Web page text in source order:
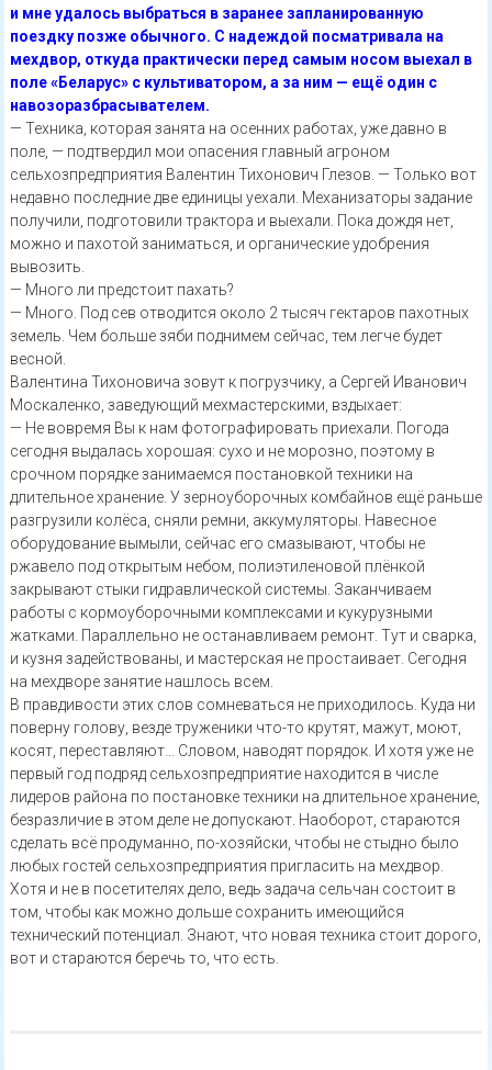
и мне удалось выбраться в заранее запланированную
поездку позже обычного. С надеждой посматривала на
мехдвор, откуда практически перед самым носом выехал в
поле «Беларус» с культиватором, а за ним — ещё один с
навозоразбрасывателем.
— Техника, которая занята на осенних работах, уже давно в
поле, — подтвердил мои опасения главный агроном
сельхозпредприятия Валентин Тихонович Глезов. — Только вот
недавно последние две единицы уехали. Механизаторы задание
получили, подготовили трактора и выехали. Пока дождя нет,
можно и пахотой заниматься, и органические удобрения
вывозить.
— Много ли предстоит пахать?
— Много. Под сев отводится около 2 тысяч гектаров пахотных
земель. Чем больше зяби поднимем сейчас, тем легче будет
весной.
Валентина Тихоновича зовут к погрузчику, а Сергей Иванович
Москаленко, заведующий мехмастерскими, вздыхает:
— Не вовремя Вы к нам фотографировать приехали. Погода
сегодня выдалась хорошая: сухо и не морозно, поэтому в
срочном порядке занимаемся постановкой техники на
длительное хранение. У зерноуборочных комбайнов ещё раньше
разгрузили колёса, сняли ремни, аккумуляторы. Навесное
оборудование вымыли, сейчас его смазывают, чтобы не
ржавело под открытым небом, полиэтиленовой плёнкой
закрывают стыки гидравлической системы. Заканчиваем
работы с кормоуборочными комплексами и кукурузными
жатками. Параллельно не останавливаем ремонт. Тут и сварка,
и кузня задействованы, и мастерская не простаивает. Сегодня
на мехдворе занятие нашлось всем.
В правдивости этих слов сомневаться не приходилось. Куда ни
поверну голову, везде труженики что-то крутят, мажут, моют,
косят, переставляют… Словом, наводят порядок. И хотя уже не
первый год подряд сельхозпредприятие находится в числе
лидеров района по постановке техники на длительное хранение,
безразличие в этом деле не допускают. Наоборот, стараются
сделать всё продуманно, по-хозяйски, чтобы не стыдно было
любых гостей сельхозпредприятия пригласить на мехдвор.
Хотя и не в посетителях дело, ведь задача сельчан состоит в
том, чтобы как можно дольше сохранить имеющийся
технический потенциал. Знают, что новая техника стоит дорого,
вот и стараются беречь то, что есть.